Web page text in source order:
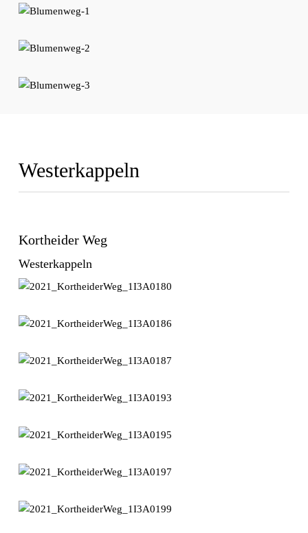
Westerkappeln
Kortheider Weg
Westerkappeln